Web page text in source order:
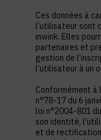
Ces données à
l’utilisateur sont
inwink. Elles
partenaires et
gestion de
l’utilisateur à un
Conformément
n°78-17 du 6
loi n°2004-801
son identité,
et de